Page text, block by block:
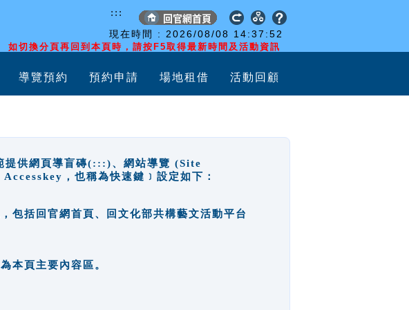
現在時間 : 2026/08/08 14:37:53
如切換分頁再回到本頁時，請按F5取得最新時間及活動資訊
:::
導覽預約 預約申請 場地租借 活動回顧
提供網頁導盲磚(:::)、網站導覽 (Site
，也稱為快速鍵﹞設定如下：
括回官網首頁、回文化部共構藝文活動平台
頁主要內容區。